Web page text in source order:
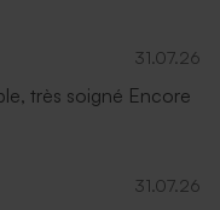
31.07.26
très soigné Encore
31.07.26